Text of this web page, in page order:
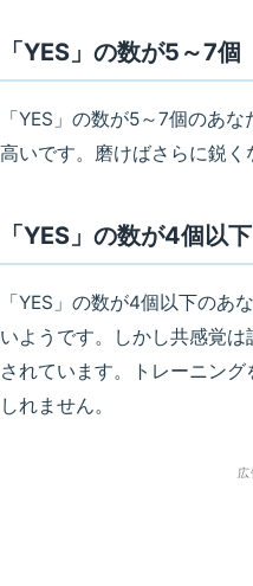
「YES」の数が5～7個
「YES」の数が5～7個のあな
高いです。磨けばさらに鋭く
「YES」の数が4個以下
「YES」の数が4個以下のあな
いようです。しかし共感覚は
されています。トレーニン
しれません。
広